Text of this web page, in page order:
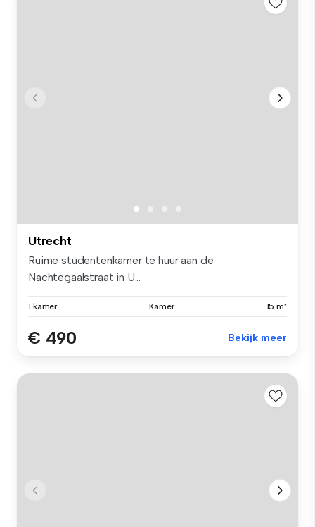
Utrecht
Ruime studentenkamer te huur aan de
Nachtegaalstraat in U...
1 kamer Kamer 15 m²
€ 490 Bekijk meer